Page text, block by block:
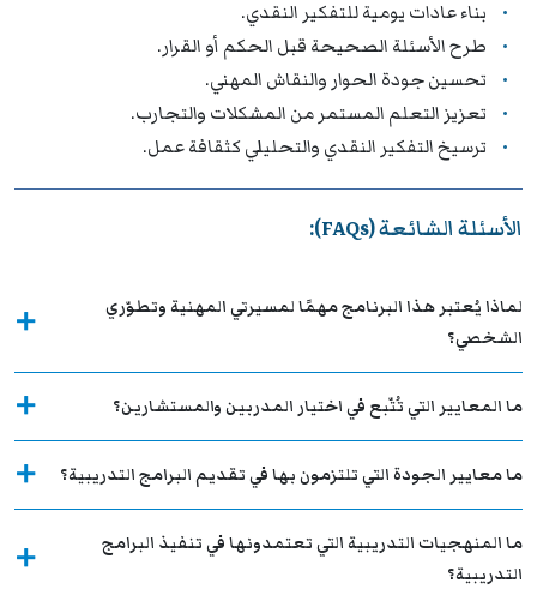
بناء عادات يومية للتفكير النقدي.
طرح الأسئلة الصحيحة قبل الحكم أو القرار.
تحسين جودة الحوار والنقاش المهني.
تعزيز التعلم المستمر من المشكلات والتجارب.
ترسيخ التفكير النقدي والتحليلي كثقافة عمل.
الأسئلة الشائعة (FAQs):
لماذا يُعتبر هذا البرنامج مهمًا لمسيرتي المهنية وتطوّري
الشخصي؟
ما المعايير التي تُتّبع في اختيار المدربين والمستشارين؟
ما معايير الجودة التي تلتزمون بها في تقديم البرامج التدريبية؟
ما المنهجيات التدريبية التي تعتمدونها في تنفيذ البرامج
التدريبية؟